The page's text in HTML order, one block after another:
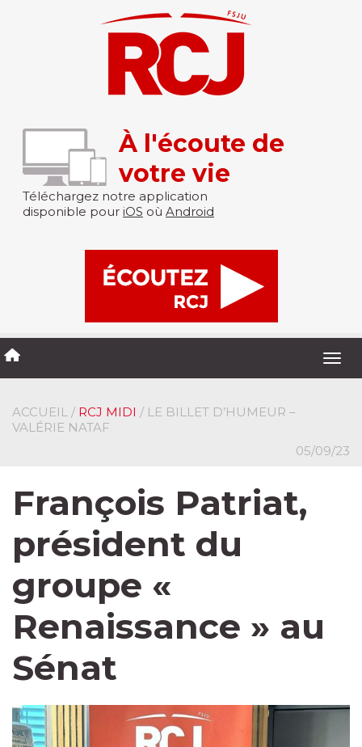
À l'écoute de
votre vie
Téléchargez notre application
disponible pour iOS où Android
ACCUEIL / RCJ MIDI / LE BILLET D’HUMEUR –
VALÉRIE NATAF
05/09/23
François Patriat,
président du
groupe «
Renaissance » au
Sénat